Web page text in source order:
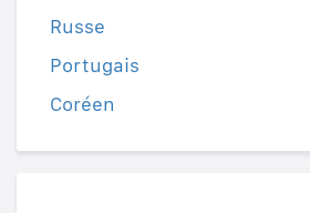
Russe
Portugais
Coréen